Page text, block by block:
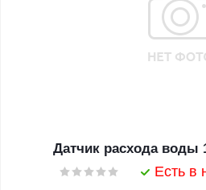
Датчик расхода воды
Есть в